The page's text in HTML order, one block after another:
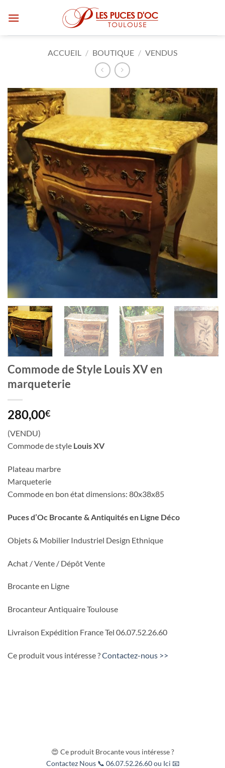
ACCUEIL / BOUTIQUE / VENDUS
Commode de Style Louis XV en
marqueterie
280,00€
(VENDU)
Commode de style Louis XV
Plateau marbre
Marqueterie
Commode en bon état dimensions: 80x38x85
Puces d’Oc Brocante & Antiquités en Ligne Déco
Objets & Mobilier Industriel Design Ethnique
Achat / Vente / Dépôt Vente
Brocante en Ligne
Brocanteur Antiquaire Toulouse
Livraison Expédition France Tel 06.07.52.26.60
Ce produit vous intéresse ?Contactez-nous >>
😍 Ce produit Brocante vous intéresse ?
Contactez Nous 📞 06.07.52.26.60 ou Ici 📧